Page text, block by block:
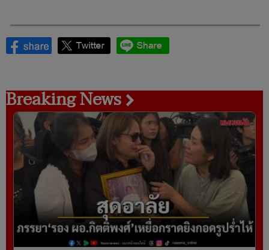
Breaking News